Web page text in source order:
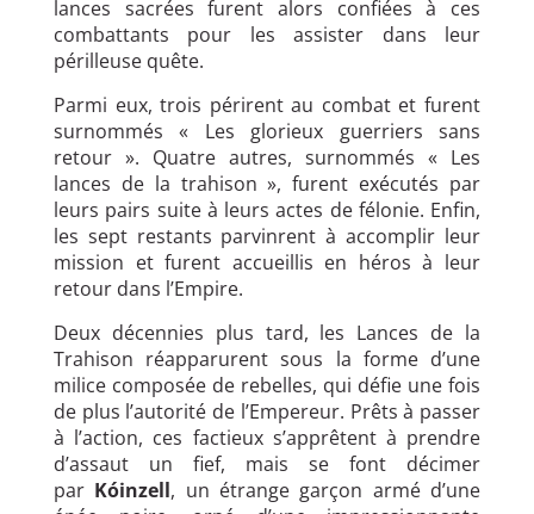
lances sacrées furent alors confiées à ces
combattants pour les assister dans leur
périlleuse quête.
Parmi eux, trois périrent au combat et furent
surnommés « Les glorieux guerriers sans
retour ». Quatre autres, surnommés « Les
lances de la trahison », furent exécutés par
leurs pairs suite à leurs actes de félonie. Enfin,
les sept restants parvinrent à accomplir leur
mission et furent accueillis en héros à leur
retour dans l’Empire.
Deux décennies plus tard, les Lances de la
Trahison réapparurent sous la forme d’une
milice composée de rebelles, qui défie une fois
de plus l’autorité de l’Empereur. Prêts à passer
à l’action, ces factieux s’apprêtent à prendre
d’assaut un fief, mais se font décimer
par Kóinzell, un étrange garçon armé d’une